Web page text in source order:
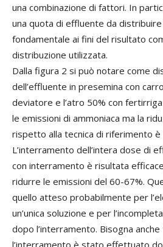
una combinazione di fattori. In
una quota di effluente da
fondamentale ai fini del risultato
distribuzione utilizzata.
Dalla figura 2 si può notare come
dell’effluente in presemina con
deviatore e l’atro 50% con
le emissioni di ammoniaca ma la
rispetto alla tecnica di riferimento
L’interramento dell’intera dose di
con interramento è risultata
ridurre le emissioni del 60-67%.
quello atteso probabilmente per
un’unica soluzione e per
dopo l’interramento. Bisogna
l’interramento è stato effettuato